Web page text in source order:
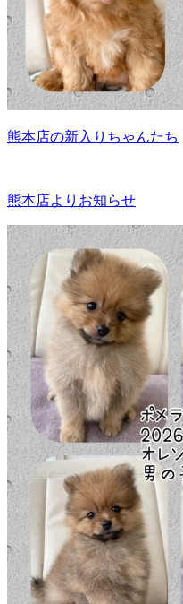
熊本店の新入りちゃんたち
熊本店よりお知らせ